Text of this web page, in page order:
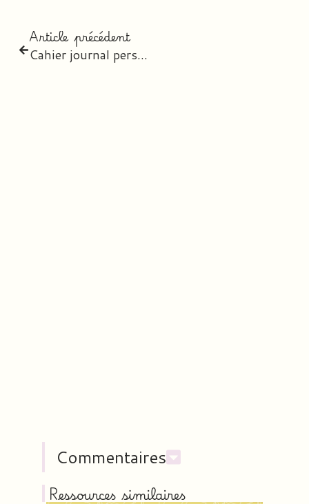
Article précédent
Cahier journal personnalisable
Commentaires
Ressources similaires